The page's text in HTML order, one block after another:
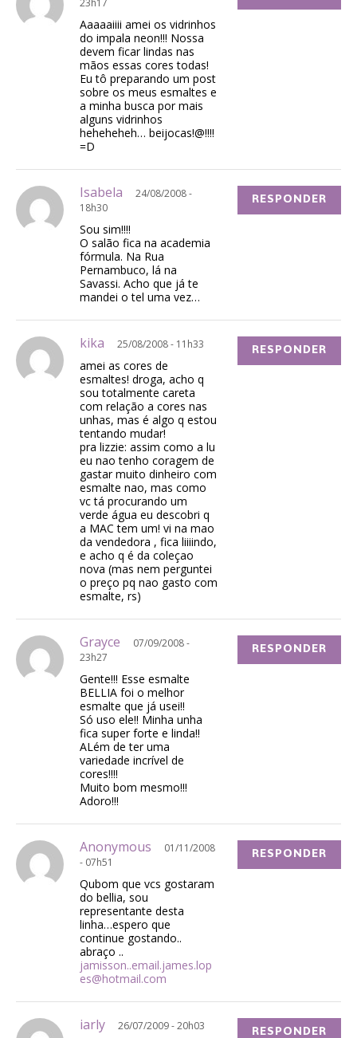
Aaaaaiiii amei os vidrinhos
do impala neon!!! Nossa
devem ficar lindas nas
mãos essas cores todas!
Eu tô preparando um post
sobre os meus esmaltes e
a minha busca por mais
alguns vidrinhos
heheheheh… beijocas!@!!!!
=D
Isabela
24/08/2008 -
18h30
Sou sim!!!!
O salão fica na academia
fórmula. Na Rua
Pernambuco, lá na
Savassi. Acho que já te
mandei o tel uma vez…
RESPONDER
kika 25/08/2008 - 11h33
amei as cores de
esmaltes! droga, acho q
sou totalmente careta
com relação a cores nas
unhas, mas é algo q estou
tentando mudar!
pra lizzie: assim como a lu
eu nao tenho coragem de
gastar muito dinheiro com
esmalte nao, mas como
vc tá procurando um
verde água eu descobri q
a MAC tem um! vi na mao
da vendedora , fica liiiindo,
e acho q é da coleçao
nova (mas nem perguntei
o preço pq nao gasto com
esmalte, rs)
RESPONDER
Grayce
07/09/2008 -
23h27
Gente!!! Esse esmalte
BELLIA foi o melhor
esmalte que já usei!!
Só uso ele!! Minha unha
fica super forte e linda!!
ALém de ter uma
variedade incrível de
cores!!!!
Muito bom mesmo!!!
Adoro!!!
RESPONDER
Anonymous
01/11/2008
- 07h51
Qubom que vcs gostaram
do bellia, sou
representante desta
linha…espero que
continue gostando..
abraço ..
jamisson..email.james.lop
es@hotmail.com
RESPONDER
iarly 26/07/2009 - 20h03 RESPONDER